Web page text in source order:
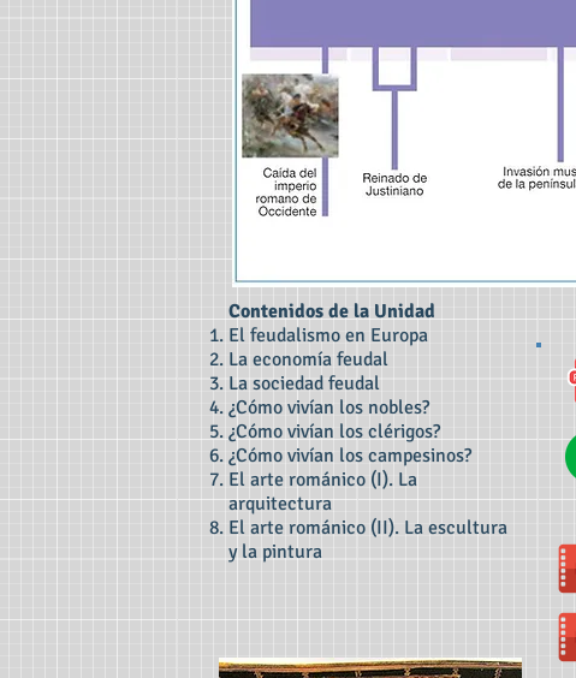
Contenidos de la Unidad
El feudalismo en Europa
La economía feudal
La sociedad feudal
¿Cómo vivían los nobles?
¿Cómo vivían los clérigos?
¿Cómo vivían los campesinos?
El arte románico (I). La
arquitectura
El arte románico (II). La escultura
y la pintura